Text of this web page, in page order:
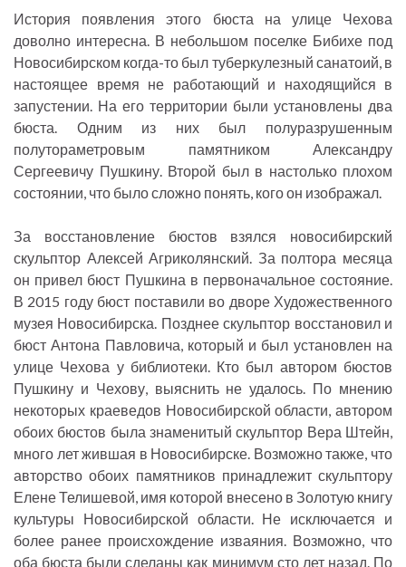
История появления этого бюста на улице Чехова
доволно интересна. В небольшом поселке Бибихе под
Новосибирском когда-то был туберкулезный санатоий, в
настоящее время не работающий и находящийся в
запустении. На его территории были установлены два
бюста. Одним из них был полуразрушенным
полутораметровым памятником Александру
Сергеевичу Пушкину. Второй был в настолько плохом
состоянии, что было сложно понять, кого он изображал.
За восстановление бюстов взялся новосибирский
скульптор Алексей Агриколянский. За полтора месяца
он привел бюст Пушкина в первоначальное состояние.
В 2015 году бюст поставили во дворе Художественного
музея Новосибирска. Позднее скульптор восстановил и
бюст Антона Павловича, который и был установлен на
улице Чехова у библиотеки. Кто был автором бюстов
Пушкину и Чехову, выяснить не удалось. По мнению
некоторых краеведов Новосибирской области, автором
обоих бюстов была знаменитый скульптор Вера Штейн,
много лет жившая в Новосибирске. Возможно также, что
авторство обоих памятников принадлежит скульптору
Елене Телишевой, имя которой внесено в Золотую книгу
культуры Новосибирской области. Не исключается и
более ранее происхождение изваяния. Возможно, что
оба бюста были сделаны как минимум сто лет назад. По